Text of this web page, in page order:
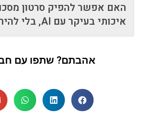
האם אפשר להפיק סרטון
איכותי בעיקר עם AI, בלי להיראות גנרי?
אהבתם? שתפו עם